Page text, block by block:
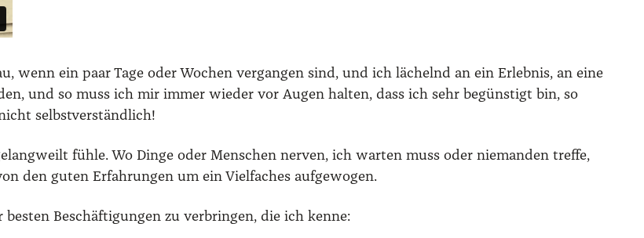
wenn ein paar Tage oder Wochen ver­gan­gen sind, und ich lächelnd an ein Erleb­nis, an eine
und so muss ich mir immer wie­der vor Augen hal­ten, dass ich sehr begüns­tigt bin, so
selbst­ver­ständ­lich!
füh­le. Wo Din­ge oder Men­schen ner­ven, ich war­ten muss oder nie­man­den tref­fe,
den guten Erfah­run­gen um ein Viel­fa­ches auf­ge­wo­gen.
Beschäf­ti­gun­gen zu ver­brin­gen, die ich ken­ne: